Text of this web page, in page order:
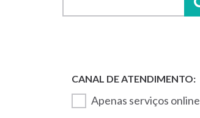
Apenas serviços online